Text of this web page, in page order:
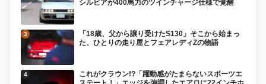
シルビアが400馬力のツインチャージ仕様で覚醒
「18歳、父から譲り受けたS130」そこから始まっ
た、ひとりの走り屋とフェアレディZの物語
これがクラウン!?「躍動感がたまらないスポーツエ